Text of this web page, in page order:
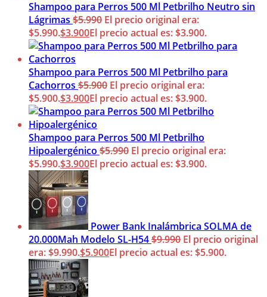
Shampoo para Perros 500 Ml Petbrilho Neutro sin
Lágrimas $5.990 El precio original era:
$5.990.$3.900El precio actual es: $3.900.
Shampoo para Perros 500 Ml Petbrilho para
Cachorros $5.900 El precio original era:
$5.900.$3.900El precio actual es: $3.900.
Shampoo para Perros 500 Ml Petbrilho
Hipoalergénico $5.990 El precio original era:
$5.990.$3.900El precio actual es: $3.900.
Power Bank Inalámbrica SOLMA de
20.000Mah Modelo SL-H54$9.990 El precio original
era: $9.990.$5.900El precio actual es: $5.900.